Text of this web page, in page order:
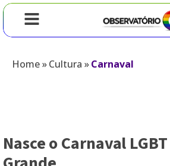
Home»Cultura »Carnaval
Nasce o Carnaval